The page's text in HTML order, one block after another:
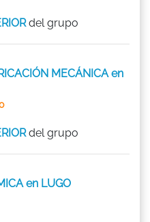
del grupo
MECÁNICA en
del grupo
en LUGO